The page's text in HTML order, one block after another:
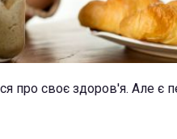
про своє здоров'я. Але є